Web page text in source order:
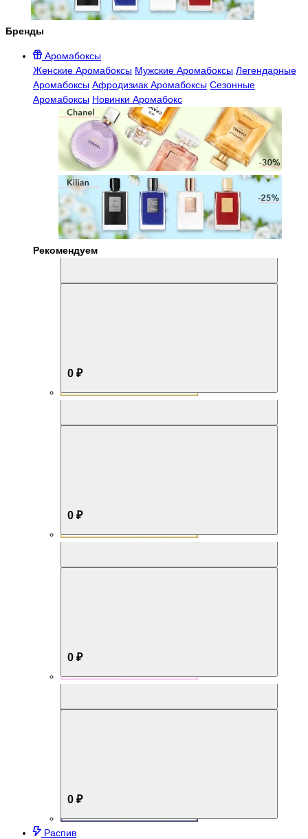
Бренды
Аромабоксы
Женские Аромабоксы Мужские Аромабоксы Легендарные
Аромабоксы Афродизиак Аромабоксы Сезонные
Аромабоксы Новинки Аромабокс
Рекомендуем
0 ₽
0 ₽
0 ₽
0 ₽
Распив